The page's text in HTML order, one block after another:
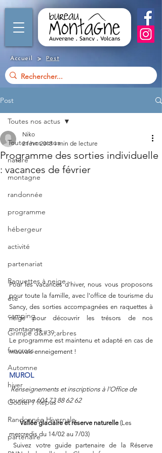
Accueil > Post
Post
Toutes nos actus
nature
montagne
randonnée
programme
hébergeur
activité
partenariat
Raquettes à neige
été
camping
Grimpe d&#39;arbres
funcross
Automne
hiver
Goûter / Repas
Randonnée Hivernale
partenaire
Toutes nos actus
Programme des sorties individuelle
: vacances de février
Niko
2 févr. 2018 1 min de lecture
Pour les vacances d'hiver, nous vous proposons
pour toute la famille, avec l'office de tourisme du
Sancy, des sorties accompagnées en raquettes à
neige pour découvrir les trésors de nos
montagnes.
Le programme est maintenu et adapté en cas de
mauvais enneigement !
MUROL
Renseignements et inscriptions à l’Office de
tourisme / 04 73 88 62 62
       Vallée glaciaire et réserve naturelle
(Les
mercredis du 14/02 au 7/03)